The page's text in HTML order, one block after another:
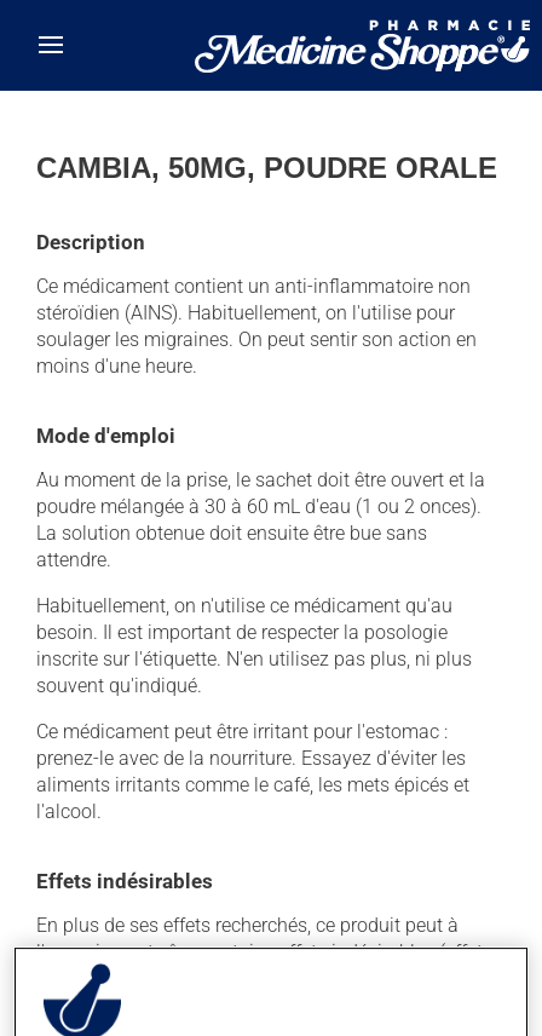
CAMBIA, 50MG, POUDRE ORALE
Description
Ce médicament contient un anti-inflammatoire non
stéroïdien (AINS). Habituellement, on l'utilise pour
soulager les migraines. On peut sentir son action en
moins d'une heure.
Mode d'emploi
Au moment de la prise, le sachet doit être ouvert et la
poudre mélangée à 30 à 60 mL d'eau (1 ou 2 onces).
La solution obtenue doit ensuite être bue sans
attendre.
Habituellement, on n'utilise ce médicament qu'au
besoin. Il est important de respecter la posologie
inscrite sur l'étiquette. N'en utilisez pas plus, ni plus
souvent qu'indiqué.
Ce médicament peut être irritant pour l'estomac :
prenez-le avec de la nourriture. Essayez d'éviter les
aliments irritants comme le café, les mets épicés et
l'alcool.
Effets indésirables
En plus de ses effets recherchés, ce produit peut à
l'occasion entraîner certains effets indésirables (effets
secondaires), notamment :
il peut causer des maux de tête;